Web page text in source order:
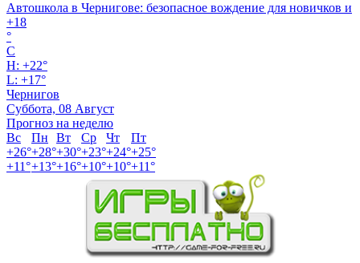
Автошкола в Чернигове: безопасное вождение для новичков и
+18
°
C
H: +22°
L: +17°
Чернигов
Суббота, 08 Август
Прогноз на неделю
Вс
Пн Вт Ср Чт
Пт
+26°+28°+30°+23°+24°+25°
+11°+13°+16°+10°+10°+11°